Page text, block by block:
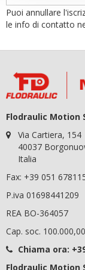
Puoi annullare
le info di contatto
Flodraulic Motion
Via Cartiera, 154
40037
Italia
Fax: +39 051
P.iva 01698441209
REA BO-364057
Cap. soc.
Chiama ora:
Flodraulic Motion